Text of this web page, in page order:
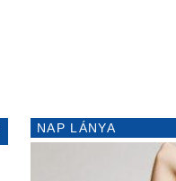
NAP LÁNYA